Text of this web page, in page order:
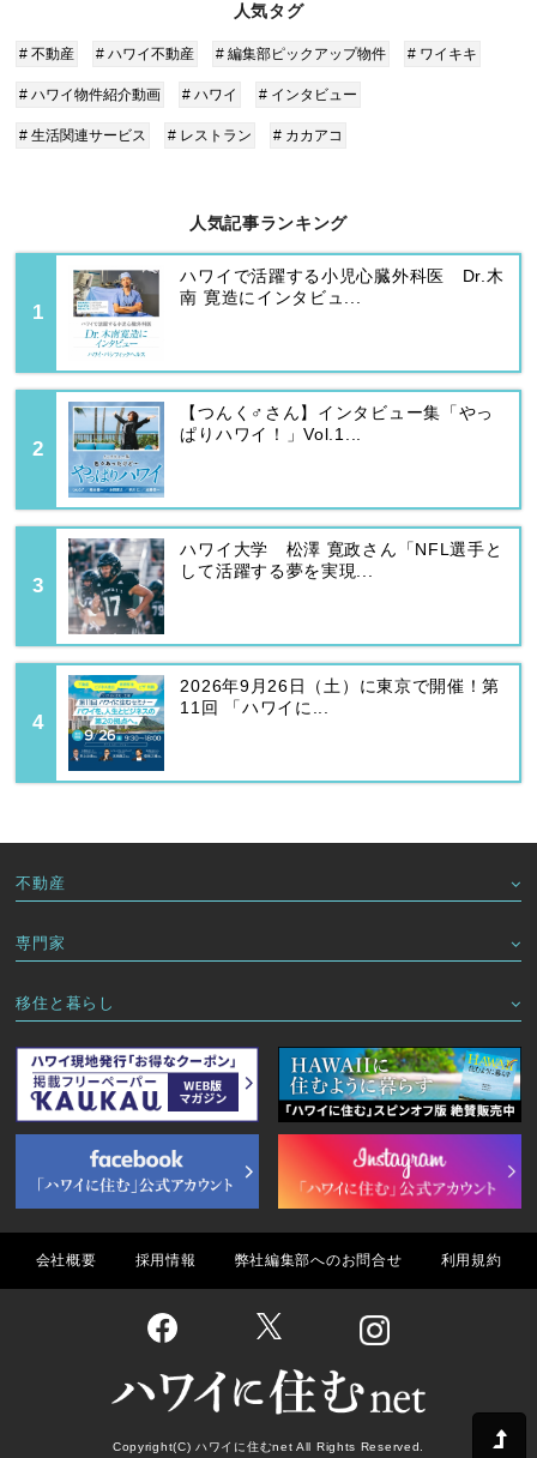
人気タグ
# 不動産 # ハワイ不動産 # 編集部ピックアップ物件 # ワイキキ
# ハワイ物件紹介動画 # ハワイ # インタビュー
# 生活関連サービス # レストラン # カカアコ
人気記事ランキング
ハワイで活躍する小児心臓外科医 Dr.木
南 寛造にインタビュ...
【つんく♂さん】インタビュー集「やっ
ぱりハワイ！」Vol.1...
ハワイ大学 松澤 寛政さん「NFL選手と
して活躍する夢を実現...
2026年9月26日（土）に東京で開催！第
11回 「ハワイに...
不動産
専門家
移住と暮らし
会社概要 採用情報 弊社編集部へのお問合せ 利用規約
Copyright(C) ハワイに住むnet All Rights Reserved.